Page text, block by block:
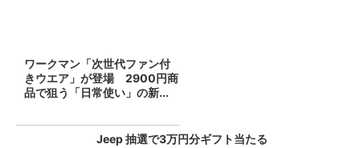
ワークマン「次世代ファン付
きウエア」が登場 2900円商
品で狙う「日常使い」の新...
Jeep 抽選で3万円分ギフト当たる